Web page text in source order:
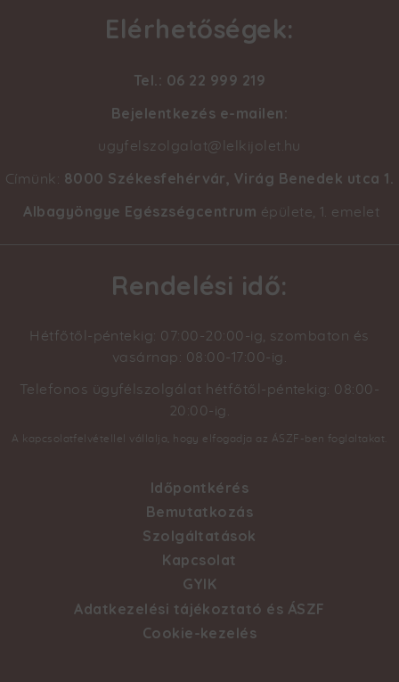
Elérhetőségek:
Tel.: 06 22 999 219
Bejelentkezés e-mailen:
ugyfelszolgalat@lelkijolet.hu
Címünk: 8000 Székesfehérvár, Virág Benedek utca 1
Albagyöngye Egészségcentrum épülete, 1. emelet
Rendelési idő:
Hétfőtől-péntekig: 07:00-20:00-ig, szombaton és
vasárnap: 08:00-17:00-ig.
Telefonos ügyfélszolgálat hétfőtől-péntekig: 08:00-
20:00-ig.
A kapcsolatfelvétellel vállalja, hogy elfogadja az ÁSZF-ben foglaltakat.
Időpontkérés
Bemutatkozás
Szolgáltatások
Kapcsolat
GYIK
Adatkezelési tájékoztató és ÁSZF
Cookie-kezelés